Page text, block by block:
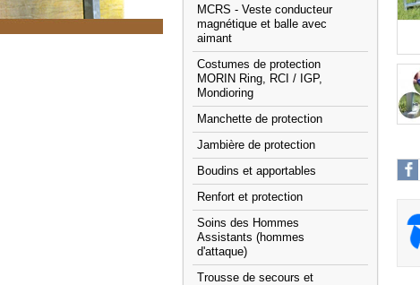
MCRS - Veste conducteur
magnétique et balle avec
aimant
Costumes de protection
MORIN Ring, RCI / IGP,
Mondioring
Manchette de protection
Jambière de protection
Boudins et apportables
Renfort et protection
Soins des Hommes
Assistants (hommes
d'attaque)
Trousse de secours et